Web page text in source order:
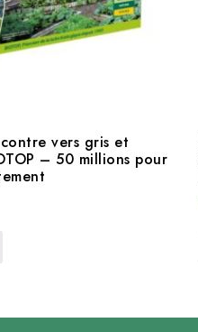
vers gris et
– 50 millions pour